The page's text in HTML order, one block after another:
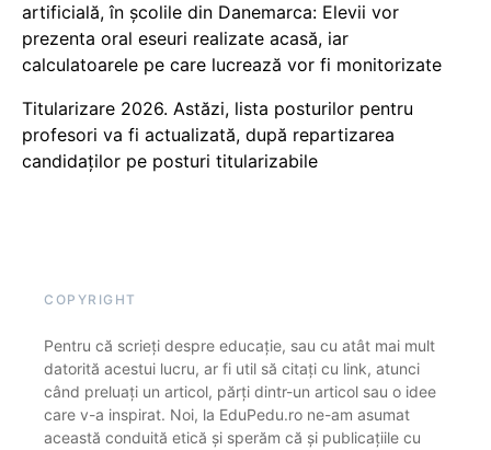
artificială, în școlile din Danemarca: Elevii vor
prezenta oral eseuri realizate acasă, iar
calculatoarele pe care lucrează vor fi monitorizate
Titularizare 2026. Astăzi, lista posturilor pentru
profesori va fi actualizată, după repartizarea
candidaților pe posturi titularizabile
COPYRIGHT
Pentru că scrieți despre educație, sau cu atât mai mult
datorită acestui lucru, ar fi util să citați cu link, atunci
când preluați un articol, părți dintr-un articol sau o idee
care v-a inspirat. Noi, la EduPedu.ro ne-am asumat
această conduită etică și sperăm că și publicațiile cu